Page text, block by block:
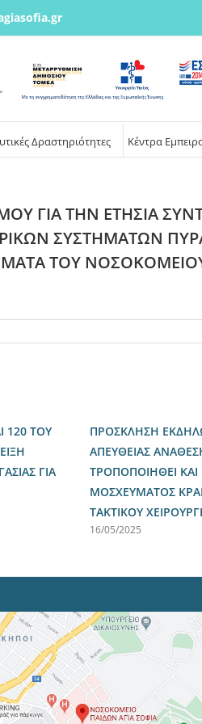
Δραστηριότητες Κέντρα
ΓΙΑ ΤΗΝ ΕΤΗΣΙΑ
ΣΥΣΤΗΜΑΤΩΝ
ΤΟΥ
120 ΤΟΥ
ΓΙΑ
ΠΡΟΣΚΛΗΣΗ
ΑΠΕΥΘΕΙΑΣ
ΤΡΟΠΟΠΟΙΗΘΕΙ ΚΑΙ
ΜΟΣΧΕΥΜΑΤΟΣ
ΤΑΚΤΙΚΟΥ
16/05/2025